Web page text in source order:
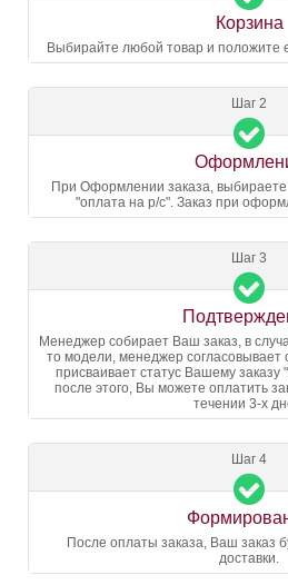
Корзина
Выбирайте любой товар и положите
Шаг 2
При Оформлении заказа,
"оплата на р/с". Заказ при
Шаг 3
Менеджер собирает Ваш заказ, в
то модели, менеджер согласовывает
присваивает статус Вашему заказу
после этого, Вы можете оплатить
течении 3-х
Шаг 4
После оплаты заказа, Ваш заказ
доставки.